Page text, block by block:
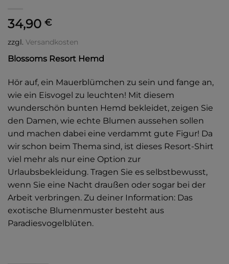
34,90 €
zzgl. Versandkosten
Blossoms Resort Hemd
Hör auf, ein Mauerblümchen zu sein und fange an,
wie ein Eisvogel zu leuchten! Mit diesem
wunderschön bunten Hemd bekleidet, zeigen Sie
den Damen, wie echte Blumen aussehen sollen
und machen dabei eine verdammt gute Figur! Da
wir schon beim Thema sind, ist dieses Resort-Shirt
viel mehr als nur eine Option zur
Urlaubsbekleidung. Tragen Sie es selbstbewusst,
wenn Sie eine Nacht draußen oder sogar bei der
Arbeit verbringen. Zu deiner Information: Das
exotische Blumenmuster besteht aus
Paradiesvogelblüten.